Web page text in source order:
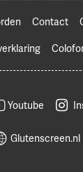
Contact
Youtube
Glutenscreen.nl